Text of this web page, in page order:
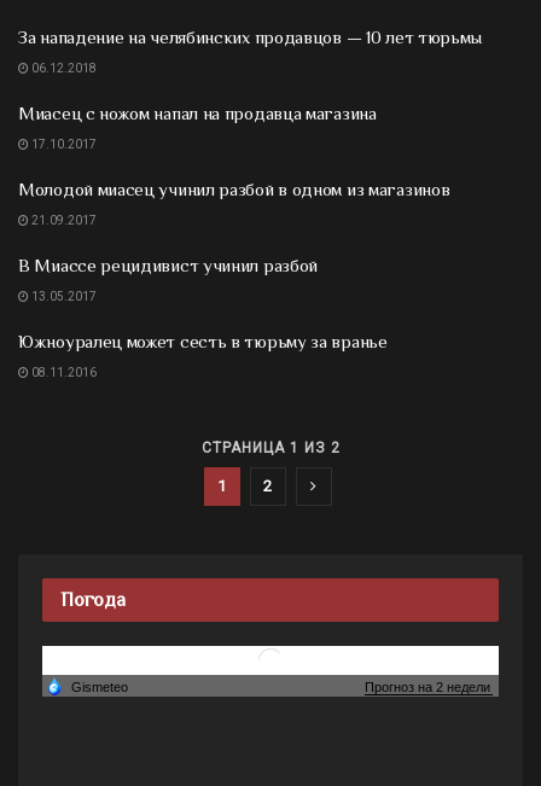
За нападение на челябинских продавцов — 10 лет тюрьмы
06.12.2018
Миасец с ножом напал на продавца магазина
17.10.2017
Молодой миасец учинил разбой в одном из магазинов
21.09.2017
В Миассе рецидивист учинил разбой
13.05.2017
Южноуралец может сесть в тюрьму за вранье
08.11.2016
СТРАНИЦА 1 ИЗ 2
1 2
Погода